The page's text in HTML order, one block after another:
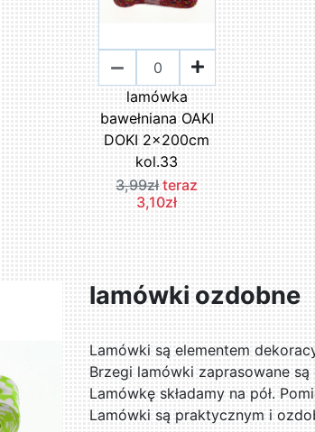
lamówka
bawełniana OAKI
DOKI 2x200cm
kol.33
3,99zł teraz
3,10zł
lamówki ozdobne
Lamówki są elementem
Brzegi lamówki zaprasowane są
Lamówkę składamy na pół.
Lamówki są praktycznym i